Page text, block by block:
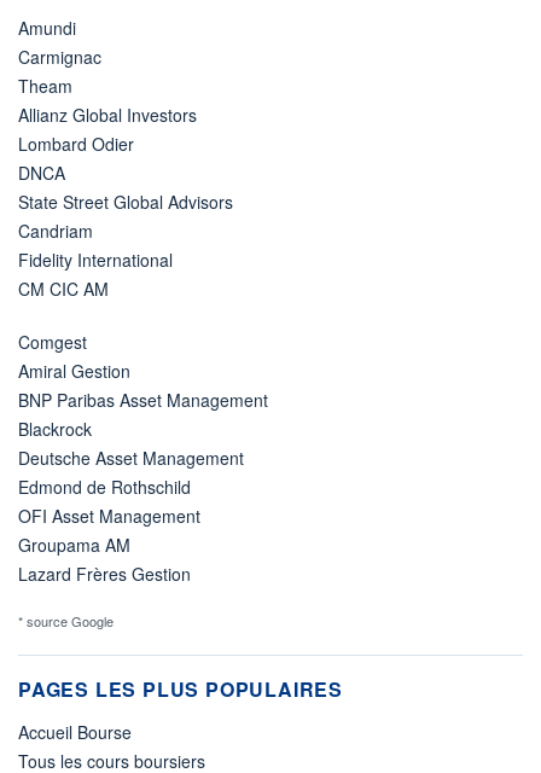
Amundi
Carmignac
Theam
Allianz Global Investors
Lombard Odier
DNCA
State Street Global Advisors
Candriam
Fidelity International
CM CIC AM
Comgest
Amiral Gestion
BNP Paribas Asset Management
Blackrock
Deutsche Asset Management
Edmond de Rothschild
OFI Asset Management
Groupama AM
Lazard Frères Gestion
* source Google
PAGES LES PLUS POPULAIRES
Accueil Bourse
Tous les cours boursiers